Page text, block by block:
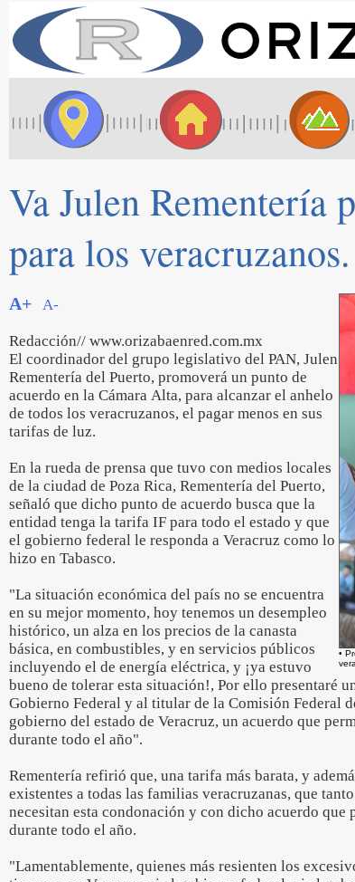
Va Julen Rementería
para los veracruzanos.
•
A+ A-
Redacción// www.orizabaenred.com.mx
El coordinador del grupo legislativo del PAN, Julen
Rementería del Puerto, promoverá un punto de
acuerdo en la Cámara Alta, para alcanzar el anhelo
de todos los veracruzanos, el pagar menos en sus
tarifas de luz.
En la rueda de prensa que tuvo con medios locales
de la ciudad de Poza Rica, Rementería del Puerto,
señaló que dicho punto de acuerdo busca que la
entidad tenga la tarifa IF para todo el estado y que
el gobierno federal le responda a Veracruz como lo
hizo en Tabasco.
"La situación económica del país no se encuentra
en su mejor momento, hoy tenemos un desempleo
histórico, un alza en los precios de la canasta
básica, en combustibles, y en servicios públicos
incluyendo el de energía eléctrica, y ¡ya estuvo
bueno de tolerar esta situación!, Por ello presentaré
Gobierno Federal y al titular de la Comisión Federal
gobierno del estado de Veracruz, un acuerdo que
durante todo el año".
Rementería refirió que, una tarifa más barata, y
existentes a todas las familias veracruzanas, que
necesitan esta condonación y con dicho acuerdo
durante todo el año.
"Lamentablemente, quienes más resienten los